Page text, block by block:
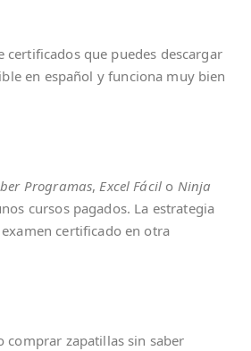
que puedes descargar
en español y funciona muy bien
Programas,Excel Fácil o Ninja
cursos pagados. La estrategia
certificado en otra
comprar zapatillas sin saber